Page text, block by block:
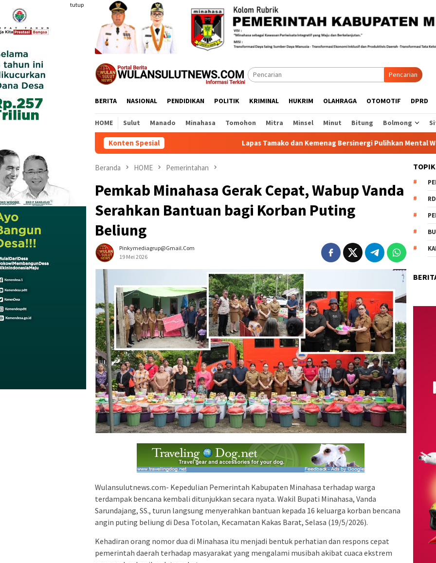
konten
tutup
Pencarian
BERITA NASIONAL PENDIDIKAN POLITIK KRIMINAL HUKRIM OLAHRAGA OTOMOTIF DPRD
HOME Sulut Manado Minahasa Tomohon Mitra Minsel Minut Bitung Bolmong
Konten Spesial Lapas Tamako dan Kemenag Bersinergi Pulihkan Mental Warga Binaan
Beranda HOME Pemerintahan
Pemkab Minahasa Gerak Cepat, Wabup Vanda
Serahkan Bantuan bagi Korban Puting
Beliung
Pinkymediagrup@gmail.com
19 Mei 2026
Wulansulutnews.com- Kepedulian Pemerintah Kabupaten Minahasa terhadap warga
terdampak bencana kembali ditunjukkan secara nyata. Wakil Bupati Minahasa, Vanda
Sarundajang, SS., turun langsung menyerahkan bantuan kepada 16 keluarga korban bencana
angin puting beliung di Desa Totolan, Kecamatan Kakas Barat, Selasa (19/5/2026).
Kehadiran orang nomor dua di Minahasa itu menjadi bentuk perhatian dan respons cepat
pemerintah daerah terhadap masyarakat yang mengalami musibah akibat cuaca ekstrem